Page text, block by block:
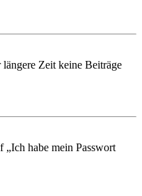
Zeit keine Beiträge
habe mein Passwort